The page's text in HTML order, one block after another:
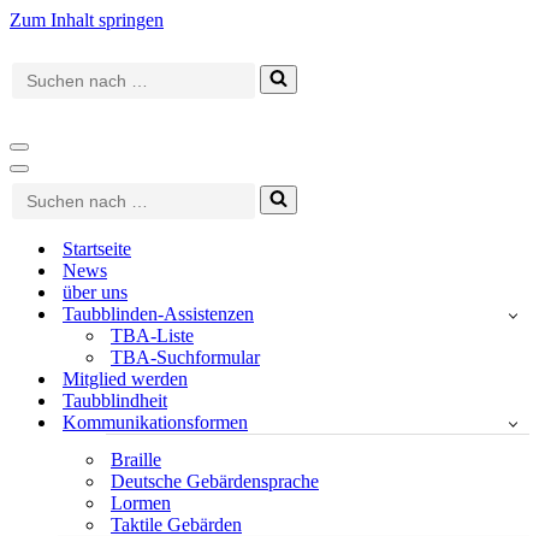
Zum Inhalt springen
Suchen
nach …
Navigationsmenü
Navigationsmenü
Suchen
nach …
Startseite
News
über uns
Taubblinden-Assistenzen
TBA-Liste
TBA-Suchformular
Mitglied werden
Taubblindheit
Kommunikationsformen
Braille
Deutsche Gebärdensprache
Lormen
Taktile Gebärden